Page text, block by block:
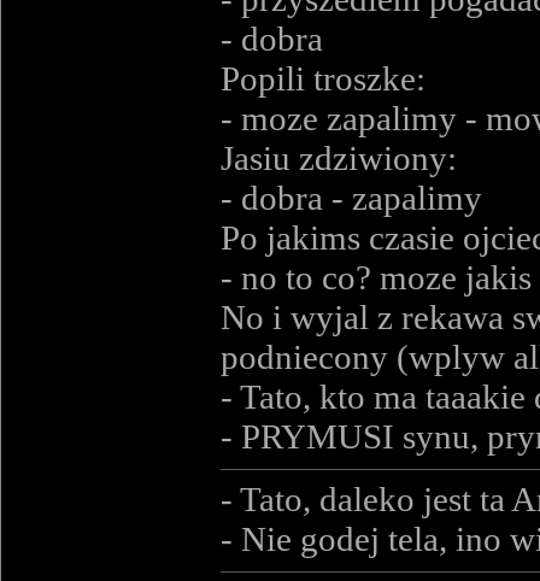
- dobra
Popili troszke:
- moze zapalimy -
Jasiu zdziwiony:
- dobra - zapalimy
Po jakims czasie
- no to co? moze
No i wyjal z rekawa
podniecony (wplyw
- Tato, kto ma
- PRYMUSI synu,
- Tato, daleko jest ta
- Nie godej tela, ino